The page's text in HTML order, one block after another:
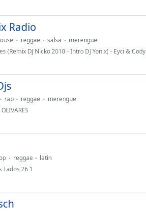
Radio
reggae salsa
merengue
(Remix DJ Nicko 2010 - Intro DJ Yonix) - Eyci & Cody
rap reggae
merengue
reggae
latin
Lados 26 1